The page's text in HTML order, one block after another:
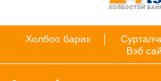
Холбоо барих
Вэб